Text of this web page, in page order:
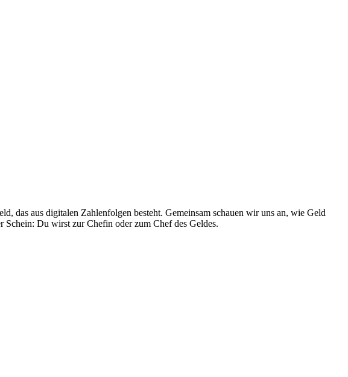
das aus digitalen Zahlenfolgen besteht. Gemeinsam schauen wir uns an, wie Geld
Schein: Du wirst zur Chefin oder zum Chef des Geldes.